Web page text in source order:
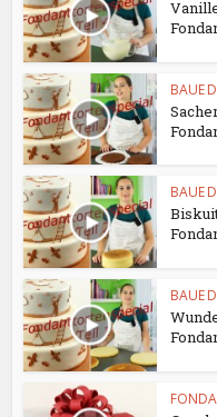
BAUE
BAUE
BAUE